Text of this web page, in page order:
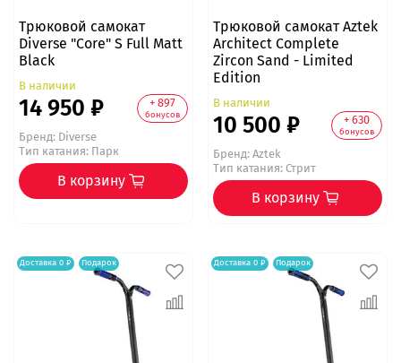
Трюковой самокат
Diverse "Core" S Full Matt
Black
В наличии
14 950 ₽ + 897
бонусов
Бренд:Diverse
Тип катания: Парк
В корзину
Трюковой самокат Aztek
Architect Complete
Zircon Sand - Limited
Edition
В наличии
10 500 ₽ + 630
бонусов
Бренд:Aztek
Тип катания: Стрит
В корзину
Доставка 0 ₽ Подарок Доставка 0 ₽ Подарок